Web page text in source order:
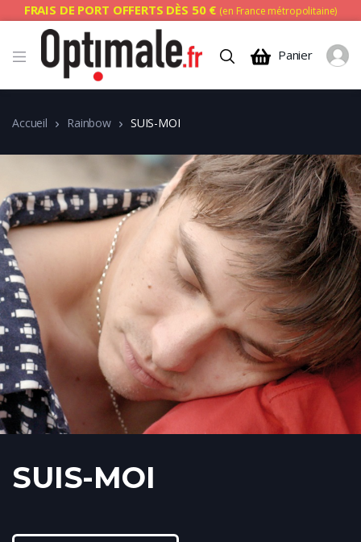
FRAIS DE PORT OFFERTS DÈS 50 € (en France métropolitaine)
Panier
Accueil Rainbow SUIS-MOI
SUIS-MOI